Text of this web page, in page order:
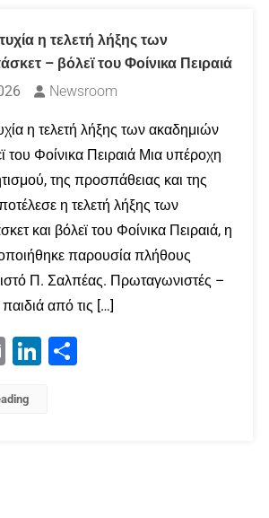
η τελετή λήξης των
– βόλεϊ του Φοίνικα Πειραιά
Newsroom
η τελετή λήξης των ακαδημιών
του Φοίνικα Πειραιά Μια υπέροχη
της προσπάθειας και της
η τελετή λήξης των
και βόλεϊ του Φοίνικα Πειραιά, η
παρουσία πλήθους
Π. Σαλπέας. Πρωταγωνιστές –
παιδιά από τις […]
Email LinkedIn